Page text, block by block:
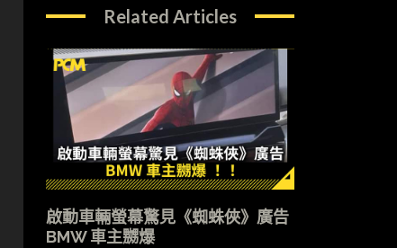
Related Articles
啟動車輛螢幕驚見《蜘蛛俠》廣告
BMW 車主嬲爆